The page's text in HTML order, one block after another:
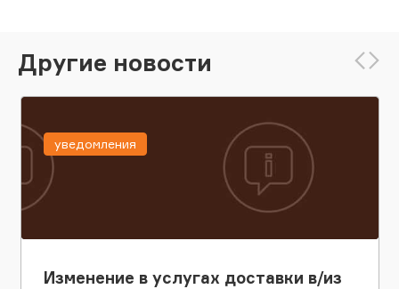
Другие новости
Изменение в услугах доставки в/из
уведомления